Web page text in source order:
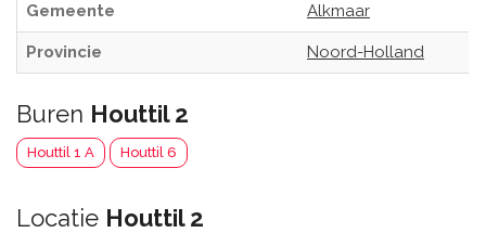
Gemeente Alkmaar
Provincie Noord-Holland
Buren Houttil 2
Houttil 1 A Houttil 6
Locatie Houttil 2